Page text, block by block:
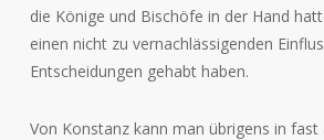
die Könige und Bischöfe in der Hand
einen nicht zu vernachlässigenden
Entscheidungen gehabt haben.
Von Konstanz kann man übrigens in fast